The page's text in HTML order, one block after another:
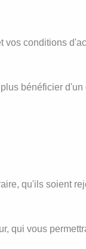
vos conditions
bénéficier d'un
qu'ils soient
qui vous